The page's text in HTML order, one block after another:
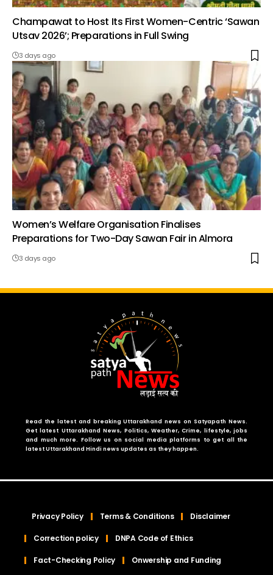
Champawat to Host Its First Women-Centric ‘Sawan
Utsav 2026’; Preparations in Full Swing
3 days ago
Women’s Welfare Organisation Finalises
Preparations for Two-Day Sawan Fair in Almora
3 days ago
Read the latest and breaking Uttarakhand news on Satyapath News.
Get latest Uttarakhand News, Politics, Weather, Crime, lifestyle, jobs
and much more. Follow us on social media platforms to get all the
latest Uttarakhand Hindi news updates as they happen.
Privacy Policy Terms & Conditions Disclaimer
Correction policy DNPA Code of Ethics
Fact-Checking Policy Onwership and Funding